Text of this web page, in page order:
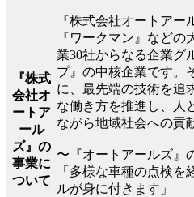
『株式
会社オ
ートア
ール
ズ』の
事業に
ついて
『株式会社オートア
『ワークマン』など
業30社からなる企業グ
プ』の中核企業です。
に、最先端の技術を追
な働き方を推進し、人
ながら地域社会への貢
〜『オートアールズ』
「多様な車種の点検
ルが身に付きます」